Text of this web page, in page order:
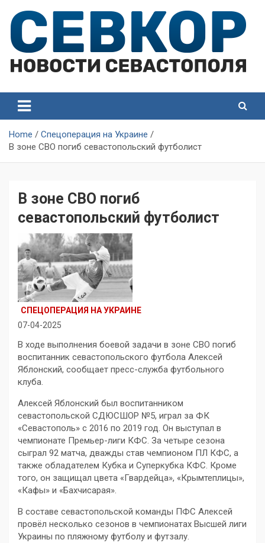
content
Севастополя
Севастополя
Home
Спецоперация на Украине
В зоне СВО погиб севастопольский футболист
В зоне СВО погиб
севастопольский футболист
СПЕЦОПЕРАЦИЯ НА УКРАИНЕ
07-04-2025
В ходе выполнения боевой задачи в зоне СВО погиб
воспитанник севастопольского футбола Алексей
Яблонский, сообщает пресс-служба футбольного
клуба.
Алексей Яблонский был воспитанником
севастопольской СДЮСШОР №5, играл за ФК
«Севастополь» с 2016 по 2019 год. Он выступал в
чемпионате Премьер-лиги КФС. За четыре сезона
сыграл 92 матча, дважды став чемпионом ПЛ КФС, а
также обладателем Кубка и Суперкубка КФС. Кроме
того, он защищал цвета «Гвардейца», «Крымтеплицы»,
«Кафы» и «Бахчисарая».
В составе севастопольской команды ПФС Алексей
провёл несколько сезонов в чемпионатах Высшей лиги
Украины по пляжному футболу и футзалу.